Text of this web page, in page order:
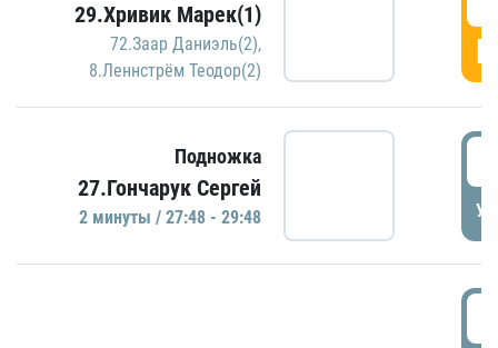
29.Хривик Марек(1)
72.Заар Даниэль(2),
8.Леннстрём Теодор(2)
Подножка
27.Гончарук Сергей
2 минуты / 27:48 - 29:48